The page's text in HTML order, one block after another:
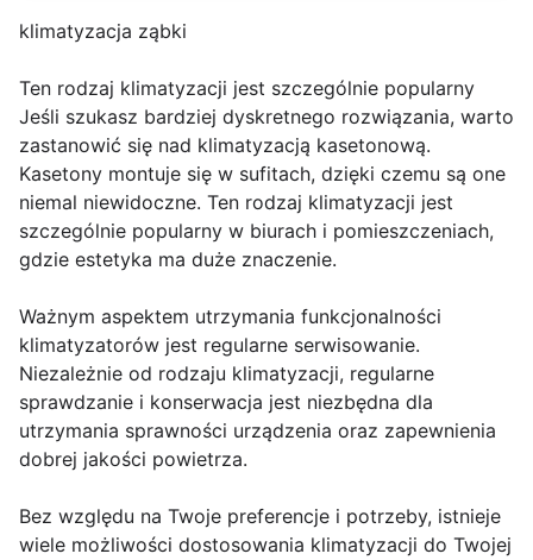
klimatyzacja ząbki
Ten rodzaj klimatyzacji jest szczególnie popularny
Jeśli szukasz bardziej dyskretnego rozwiązania, warto
zastanowić się nad klimatyzacją kasetonową.
Kasetony montuje się w sufitach, dzięki czemu są one
niemal niewidoczne. Ten rodzaj klimatyzacji jest
szczególnie popularny w biurach i pomieszczeniach,
gdzie estetyka ma duże znaczenie.
Ważnym aspektem utrzymania funkcjonalności
klimatyzatorów jest regularne serwisowanie.
Niezależnie od rodzaju klimatyzacji, regularne
sprawdzanie i konserwacja jest niezbędna dla
utrzymania sprawności urządzenia oraz zapewnienia
dobrej jakości powietrza.
Bez względu na Twoje preferencje i potrzeby, istnieje
wiele możliwości dostosowania klimatyzacji do Twojej